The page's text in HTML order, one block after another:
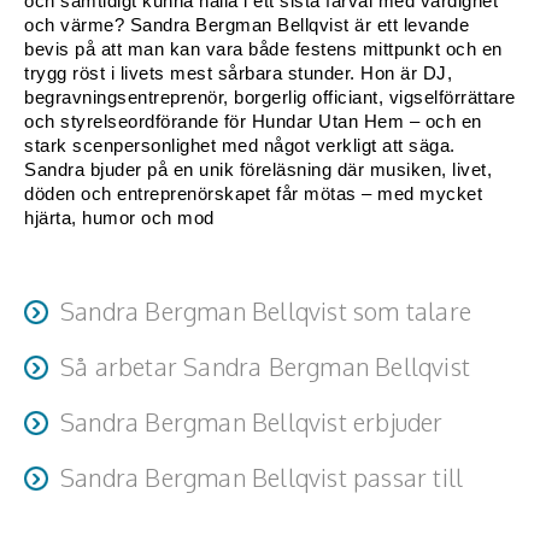
Konferencier
Workshopledare, facilitator
Radio och TV-profiler
Underhållning och event
Humoristiska föredrag
Ljus och belysning
Komiker
Konst
och värme? Sandra Bergman Bellqvist är ett levande
bevis på att man kan vara både festens mittpunkt och en
trygg röst i livets mest sårbara stunder. Hon är DJ,
begravningsentreprenör, borgerlig officiant, vigselförrättare
och styrelseordförande för Hundar Utan Hem – och en
stark scenpersonlighet med något verkligt att säga.
Sandra bjuder på en unik föreläsning där musiken, livet,
döden och entreprenörskapet får mötas – med mycket
hjärta, humor och mod
Sandra Bergman Bellqvist som talare
Sandra är rak, varm och oförglömlig. Med glimten i ögat,
mycket humor och full närvaro skapar hon en stämning
som får publiken att både skratta, tänka – och känna.
Så arbetar Sandra Bergman Bellqvist
Sandra anpassar alltid sin föreläsning till publik och
sammanhang. Hon talar direkt från hjärtat och förmedlar
energi, äkthet och livslust – oavsett om temat är dans
Sandra Bergman Bellqvist erbjuder
Föreläsningar om att hitta sin väg i livet – eller skapa en
ny
Sandra Bergman Bellqvist passar till